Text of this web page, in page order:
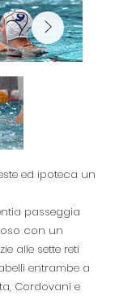
ed ipoteca un
passeggia
con un
alle sette reti
entrambe a
Cordovani e